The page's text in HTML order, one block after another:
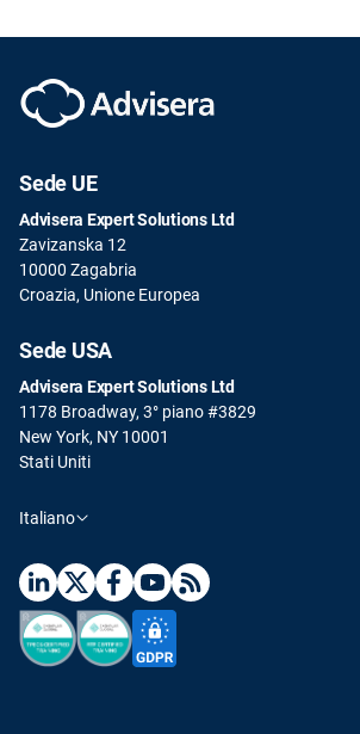
Sede UE
Advisera Expert Solutions Ltd
Zavizanska 12
10000 Zagabria
Croazia, Unione Europea
Sede USA
Advisera Expert Solutions Ltd
1178 Broadway, 3° piano #3829
New York, NY 10001
Stati Uniti
Italiano